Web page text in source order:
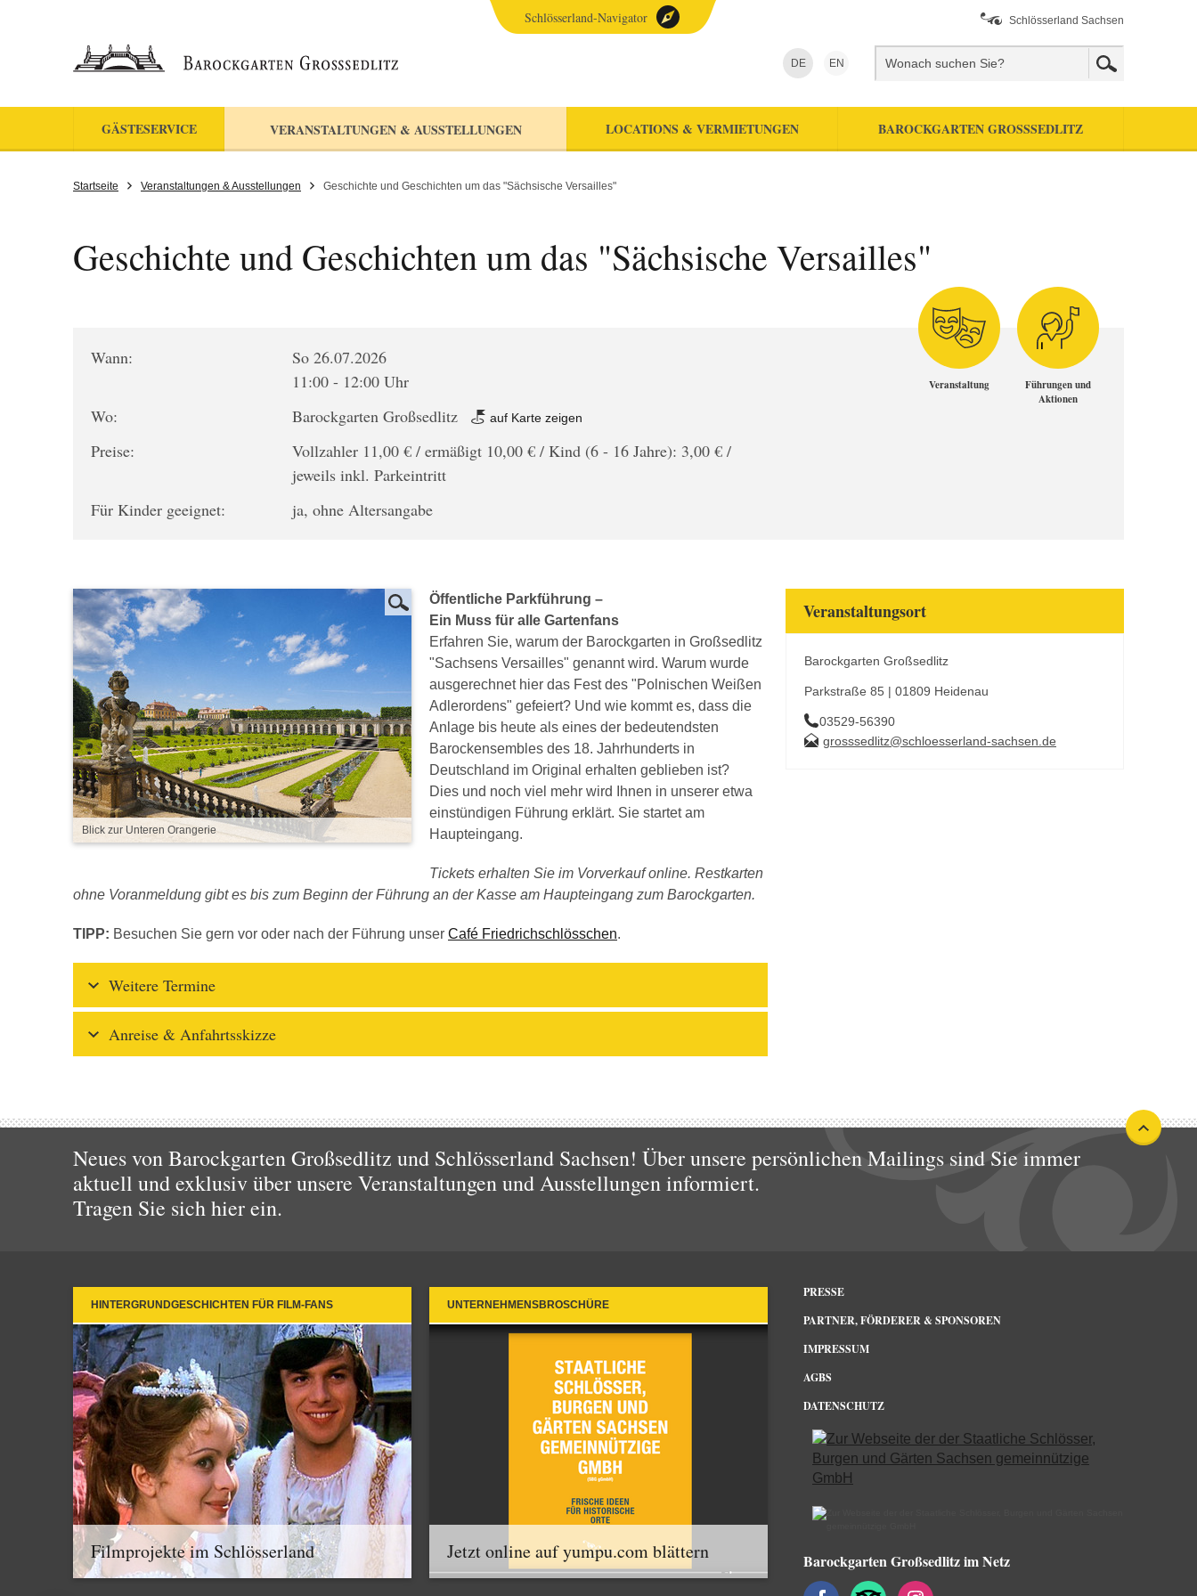
Schlösserland Sachsen
DE EN
GÄSTESERVICE VERANSTALTUNGEN & AUSSTELLUNGEN LOCATIONS & VERMIETUNGEN BAROCKGARTEN GROSSSEDLITZ
Schlösserland-Navigator
Startseite Veranstaltungen & Ausstellungen Geschichte und Geschichten um das "Sächsische Versailles"
Geschichte und Geschichten um das "Sächsische Versailles"
Wann:
So 26.07.2026
11:00 - 12:00 Uhr
Wo:
Barockgarten Großsedlitz auf Karte zeigen
Preise:
Vollzahler 11,00 € / ermäßigt 10,00 € / Kind (6 - 16 Jahre): 3,00 € /
jeweils inkl. Parkeintritt
Für Kinder geeignet:
ja, ohne Altersangabe
Veranstaltung
Führungen und
Aktionen
Blick zur Unteren Orangerie
Öffentliche Parkführung –
Ein Muss für alle Gartenfans
Erfahren Sie, warum der Barockgarten in Großsedlitz
"Sachsens Versailles" genannt wird. Warum wurde
ausgerechnet hier das Fest des "Polnischen Weißen
Adlerordens" gefeiert? Und wie kommt es, dass die
Anlage bis heute als eines der bedeutendsten
Barockensembles des 18. Jahrhunderts in
Deutschland im Original erhalten geblieben ist?
Dies und noch viel mehr wird Ihnen in unserer etwa
einstündigen Führung erklärt. Sie startet am
Haupteingang.
Tickets erhalten Sie im Vorverkauf online. Restkarten
ohne Voranmeldung gibt es bis zum Beginn der Führung an der Kasse am Haupteingang zum Barockgarten.
TIPP: Besuchen Sie gern vor oder nach der Führung unser Café Friedrichschlösschen.
Weitere Termine
Anreise & Anfahrtsskizze
Veranstaltungsort
Barockgarten Großsedlitz
Parkstraße 85 | 01809 Heidenau
03529-56390
grosssedlitz@schloesserland-sachsen.de
Neues von Barockgarten Großsedlitz und Schlösserland Sachsen! Über unsere persönlichen Mailings sind Sie immer
aktuell und exklusiv über unsere Veranstaltungen und Ausstellungen informiert.
Tragen Sie sich hier ein.
HINTERGRUNDGESCHICHTEN FÜR FILM-FANS
Filmprojekte im Schlösserland
UNTERNEHMENSBROSCHÜRE
Jetzt online auf yumpu.com blättern
PRESSE
PARTNER, FÖRDERER & SPONSOREN
IMPRESSUM
AGBS
DATENSCHUTZ
Barockgarten Großsedlitz im Netz